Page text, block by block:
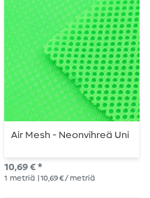
Air Mesh - Neonvihreä Uni
10,69 € *
1 metriä | 10,69 € / metriä